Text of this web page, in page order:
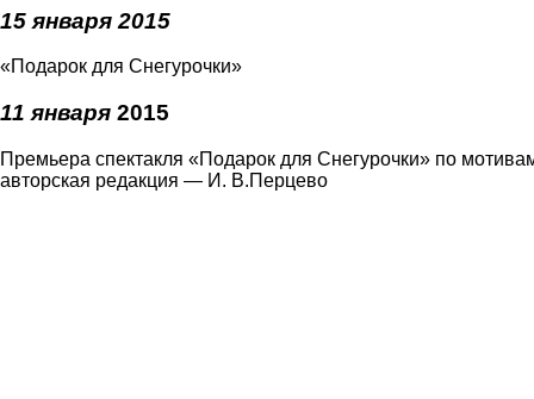
15 января 2015
«Подарок для Снегурочки»
11 января 2015
Премьера спектакля «Подарок для Снегурочки» по
авторская редакция — И. В.Перцево